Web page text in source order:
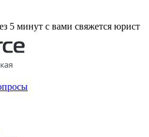
5 минут с вами свяжется юрист